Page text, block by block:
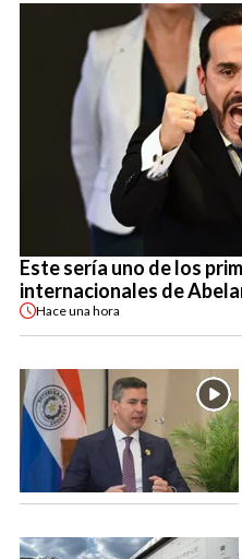
Este sería uno de los
internacionales de
Haceuna hora